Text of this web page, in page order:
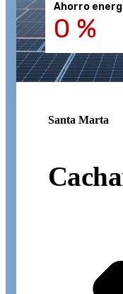
Ahorro
0 %
Santa Marta